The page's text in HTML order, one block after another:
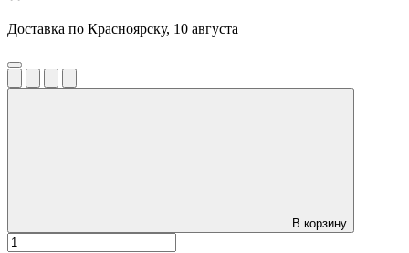
Доставка по Красноярску, 10 августа
В корзину